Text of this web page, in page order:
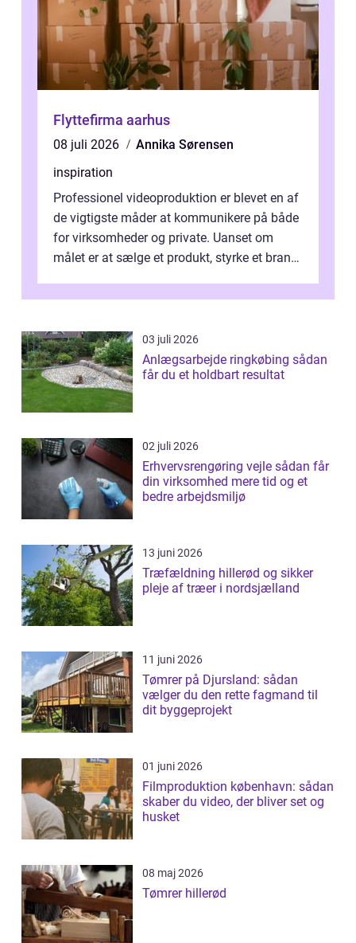
Flyttefirma aarhus
08 juli 2026
Annika Sørensen
inspiration
Professionel videoproduktion er blevet en af
de vigtigste måder at kommunikere på både
for virksomheder og private. Uanset om
målet er at sælge et produkt, styrke et brand,
03 juli 2026
Anlægsarbejde ringkøbing sådan
får du et holdbart resultat
02 juli 2026
Erhvervsrengøring vejle sådan får
din virksomhed mere tid og et
bedre arbejdsmiljø
13 juni 2026
Træfældning hillerød og sikker
pleje af træer i nordsjælland
11 juni 2026
Tømrer på Djursland: sådan
vælger du den rette fagmand til
dit byggeprojekt
01 juni 2026
Filmproduktion københavn: sådan
skaber du video, der bliver set og
husket
08 maj 2026
Tømrer hillerød